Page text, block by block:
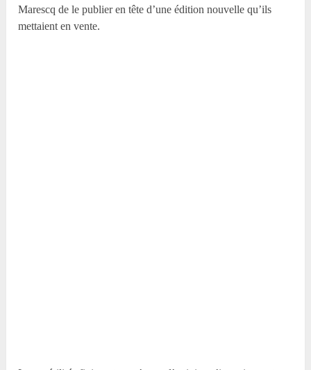
Marescq de le publier en tête d’une édition nouvelle qu’ils
mettaient en vente.